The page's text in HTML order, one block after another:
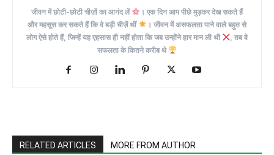
जीवन में छोटी-छोटी चीज़ों का आनंद लें
। एक दिन आप पीछे मुड़कर देख सकते हैं
और महसूस कर सकते हैं कि वे बड़ी चीज़ें थीं
। जीवन में असफलता पाने वाले बहुत से
लोग ऐसे होते हैं, जिन्हें यह एहसास ही नहीं होता कि जब उन्होंने हार मान ली थी
, तब वे
सफलता के कितने करीब थे
RELATED ARTICLES MORE FROM AUTHOR